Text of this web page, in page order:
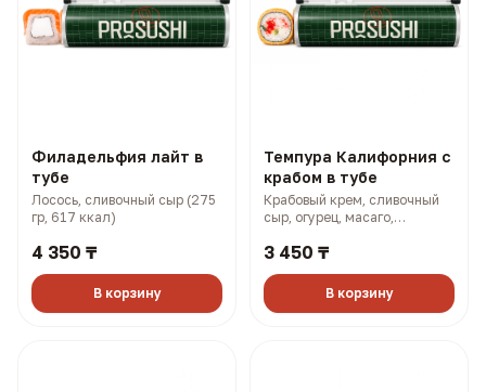
Филадельфия лайт в
тубе
Лосось, сливочный сыр (275
гр, 617 ккал)
4 350 ₸
В корзину
Темпура Калифорния с
крабом в тубе
Крабовый крем, сливочный
сыр, огурец, масаго,
3 450 ₸
В корзину